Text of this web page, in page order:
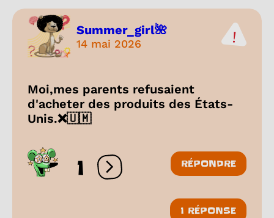
Summer_girl🌺
14 mai 2026
Moi,mes parents refusaient
d'acheter des produits des États-
Unis.❌🇺🇲
1 Ouvrir les réactions
RÉPONDRE
1 RÉPONSE